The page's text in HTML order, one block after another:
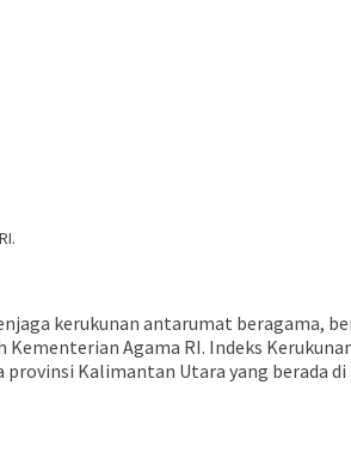
kerukunan antarumat beragama,
Agama RI. Indeks
Kalimantan Utara yang berada di